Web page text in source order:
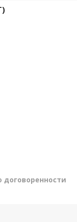
договоренности